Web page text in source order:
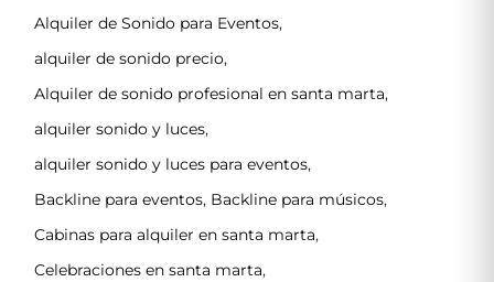
Alquiler de Sonido para Eventos,
alquiler de sonido precio,
Alquiler de sonido profesional en santa marta,
alquiler sonido y luces,
alquiler sonido y luces para eventos,
Backline para eventos, Backline para músicos,
Cabinas para alquiler en santa marta,
Celebraciones en santa marta,